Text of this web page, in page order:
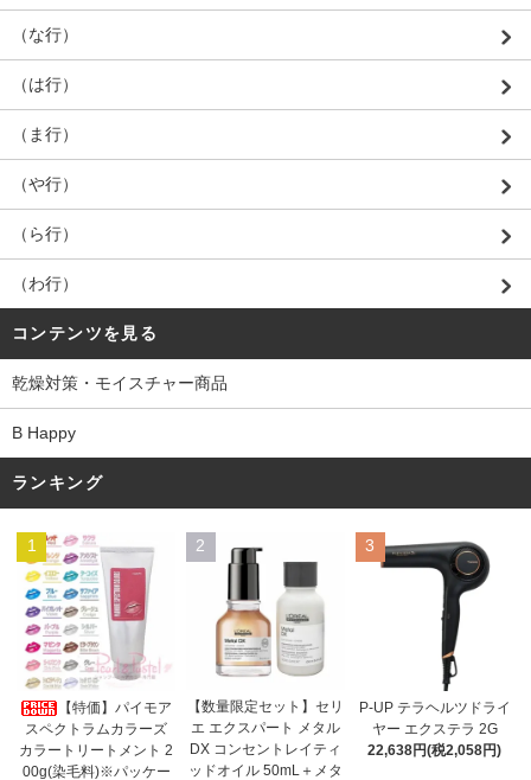
（な行）
（は行）
（ま行）
（や行）
（ら行）
（わ行）
コンテンツを見る
乾燥対策・モイスチャー商品
B Happy
ランキング
1
【特価】パイモア
スペクトラムカラーズ
カラートリートメント 2
00g(染毛料)※パッケー
2
【数量限定セット】セリ
エ エクスパート メタル
DX コンセントレイティ
ッドオイル 50mL＋メタ
3
P-UP テラヘルツドライ
ヤー エクステラ 2G
22,638円(税2,058円)